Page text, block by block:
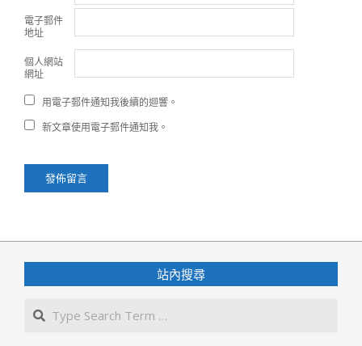
電子郵件
地址
個人網站
網址
用電子郵件通知我後續的迴響。
新文章使用電子郵件通知我。
站內搜尋